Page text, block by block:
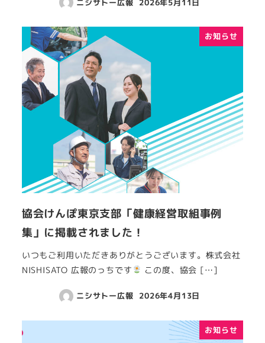
ニシサトー広報 2026年5月11日
お知らせ
協会けんぽ東京支部「健康経営取組事例
集」に掲載されました！
いつもご利用いただきありがとうございます。株式会社
NISHISATO 広報のっちです
この度、協会 […]
ニシサトー広報 2026年4月13日
お知らせ